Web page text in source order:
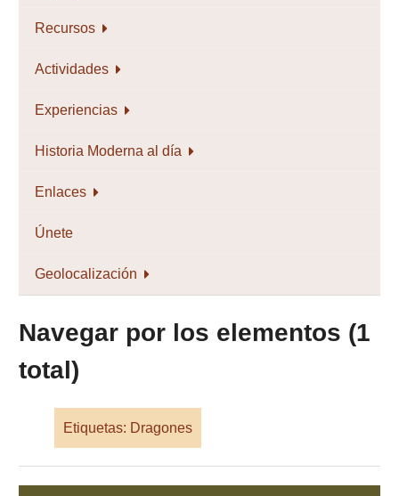
Recursos
Actividades
Experiencias
Historia Moderna al día
Enlaces
Únete
Geolocalización
Navegar por los elementos (1
total)
Etiquetas: Dragones